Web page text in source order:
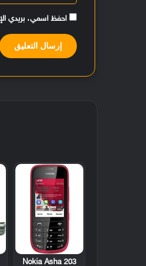
احفظ اسمي، بريدي
Nokia Asha 203